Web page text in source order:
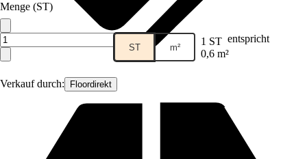
Verkauf durch: Floordirekt
Menge (ST)
ST m² 1 ST entspricht
0,6 m²